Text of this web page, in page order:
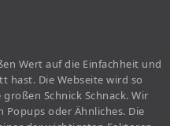
Wert auf die Einfachheit und
hast. Die Webseite wird so
Schnick Schnack. Wir
oder Ähnliches. Die